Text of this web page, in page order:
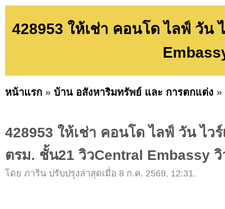
428953 ให้เช่า คอนโด ไลฟ์ วัน
หน้าแรก » บ้าน อสังหาริมทรัพย์ และ การตกแต่ง »
428953 ให้เช่า คอนโด ไลฟ์ วัน ไว
ตรม. ชั้น21 วิวCentral Embassy
โดย ภาริน ปรับปรุงล่าสุดเมื่อ 8 ก.ค. 2569, 12:31.